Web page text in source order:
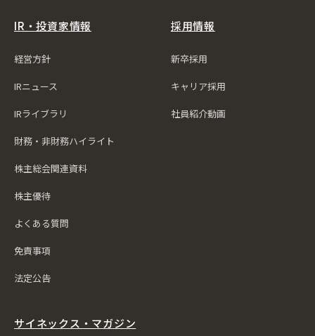
IR・投資家情報
経営方針
IRニュース
IRライブラリ
財務・非財務ハイライト
株主総会関連資料
株主優待
よくある質問
免責事項
法定公告
採用情報
新卒採用
キャリア採用
社員紹介動画
サイネックス・マガジン